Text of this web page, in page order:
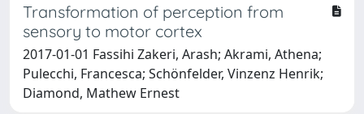
Transformation of perception from
sensory to motor cortex
2017-01-01 Fassihi Zakeri, Arash; Akrami, Athena;
Pulecchi, Francesca; Schönfelder, Vinzenz Henrik;
Diamond, Mathew Ernest